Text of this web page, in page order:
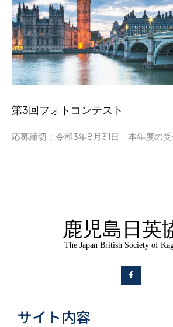
第3回フォトコンテスト
応募締切：令和3年8月31日 本年度の受
サイト内容